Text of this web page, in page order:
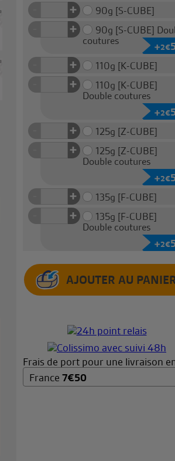
90g [S-CUBE]
+
90g [S-CUBE]
coutures
+2€
+
110g [K-CUBE]
+
110g [K-CUBE]
Double coutures
+2€
+
125g [Z-CUBE]
+
125g [Z-CUBE]
Double coutures
+2€
+
135g [F-CUBE]
+
135g [F-CUBE]
Double coutures
+2€
+
Frais de port pour une livraison
France 7€50